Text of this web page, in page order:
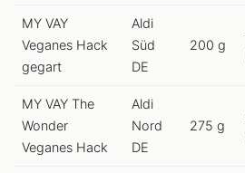
MY VAY
Veganes Hack
gegart
Aldi
Süd
DE
200 g
MY VAY The
Wonder
Veganes Hack
Aldi
Nord
DE
275 g